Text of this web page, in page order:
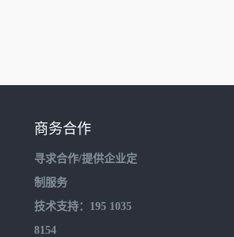
商务合作
寻求合作/提供企业定
制服务
技术支持：195 1035
8154